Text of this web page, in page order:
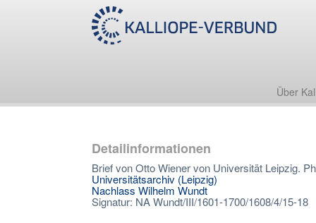
Über
Detailinformationen
Brief von Otto Wiener von Universität Leipzig.
Universitätsarchiv (Leipzig)
Nachlass Wilhelm Wundt
Signatur: NA Wundt/III/1601-1700/1608/4/15-18